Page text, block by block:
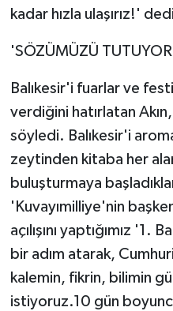
kadar hızla ulaşırız!'
'SÖZÜMÜZÜ
Balıkesir'i fuarlar ve
verdiğini hatırlatan
söyledi. Balıkesir'i
zeytinden kitaba her
buluşturmaya
'Kuvayımilliye'nin
açılışını yaptığımız '1.
bir adım atarak,
kalemin, fikrin, bilimin
istiyoruz.10 gün